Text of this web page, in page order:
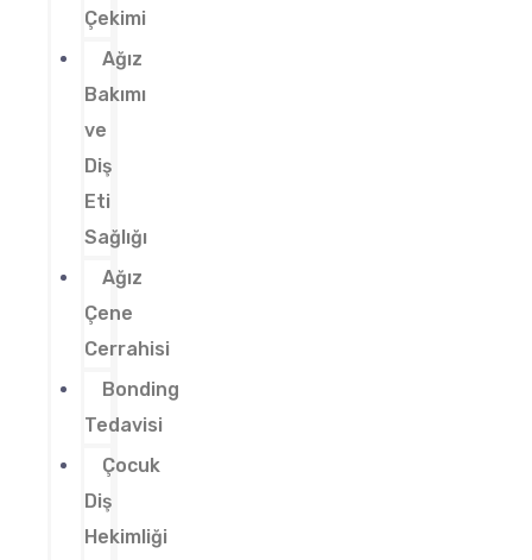
Çekimi
Ağız
Bakımı
ve
Diş
Eti
Sağlığı
Ağız
Çene
Cerrahisi
Bonding
Tedavisi
Çocuk
Diş
Hekimliği